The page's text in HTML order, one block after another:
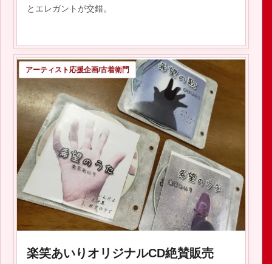
とエレガントが交錯。
2023.10.22
アーティスト応援企画/古着衛門
楽笑あいりオリジナルCD絶賛販売